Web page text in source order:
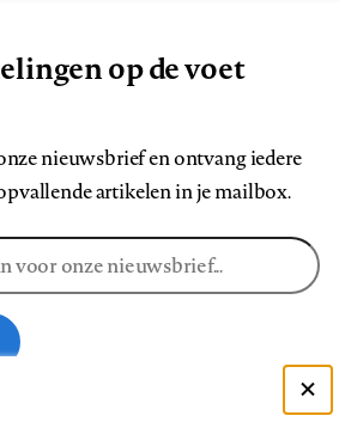
op de voet
nieuwsbrief en ontvang iedere
artikelen in je mailbox.